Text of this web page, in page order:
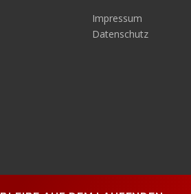
Impressum
Datenschutz